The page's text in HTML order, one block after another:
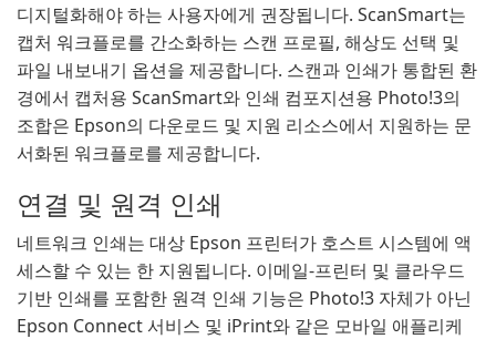
디지털화해야 하는 사용자에게 권장됩니다. ScanSmart는
캡처 워크플로를 간소화하는 스캔 프로필, 해상도 선택 및
파일 내보내기 옵션을 제공합니다. 스캔과 인쇄가 통합된 환
경에서 캡처용 ScanSmart와 인쇄 컴포지션용 Photo!3의
조합은 Epson의 다운로드 및 지원 리소스에서 지원하는 문
서화된 워크플로를 제공합니다.
연결 및 원격 인쇄
네트워크 인쇄는 대상 Epson 프린터가 호스트 시스템에 액
세스할 수 있는 한 지원됩니다. 이메일-프린터 및 클라우드
기반 인쇄를 포함한 원격 인쇄 기능은 Photo!3 자체가 아닌
Epson Connect 서비스 및 iPrint와 같은 모바일 애플리케